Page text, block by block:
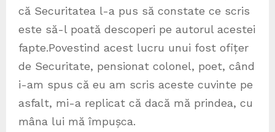
că Securitatea l-a pus să constate ce scris
este să-l poată descoperi pe autorul acestei
fapte.Povestind acest lucru unui fost ofițer
de Securitate, pensionat colonel, poet, când
i-am spus că eu am scris aceste cuvinte pe
asfalt, mi-a replicat că dacă mă prindea, cu
mâna lui mă împușca.